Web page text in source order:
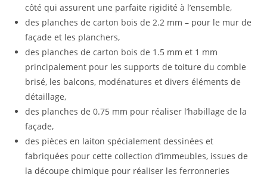
côté qui assurent une parfaite rigidité à l’ensemble,
des planches de carton bois de 2.2 mm – pour le mur de
façade et les planchers,
des planches de carton bois de 1.5 mm et 1 mm
principalement pour les supports de toiture du comble
brisé, les balcons, modénatures et divers éléments de
détaillage,
des planches de 0.75 mm pour réaliser l’habillage de la
façade,
des pièces en laiton spécialement dessinées et
fabriquées pour cette collection d’immeubles, issues de
la découpe chimique pour réaliser les ferronneries